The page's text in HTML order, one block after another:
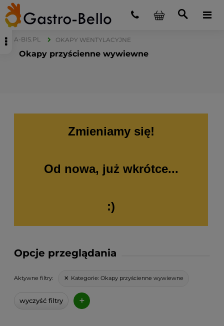
A-BIS.PL OKAPY WENTYLACYJNE
Okapy przyścienne wywiewne
Zmieniamy się!
Od nowa, już wkrótce...
:)
Opcje przeglądania
Aktywne filtry: Kategorie: Okapy przyścienne wywiewne
wyczyść filtry +